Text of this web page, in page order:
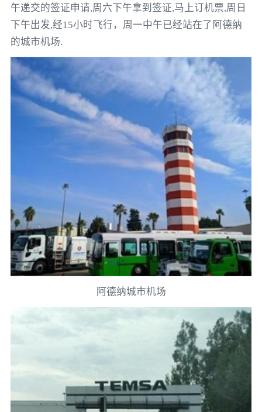
午递交的签证申请,周六下午拿到签证,马上订机票,周日
下午出发,经15小时飞行，周一中午已经站在了阿德纳
的城市机场.
阿德纳城市机场